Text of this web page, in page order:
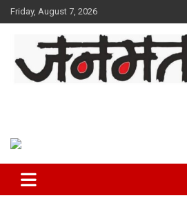
Skip
to
Friday, August 7, 2026